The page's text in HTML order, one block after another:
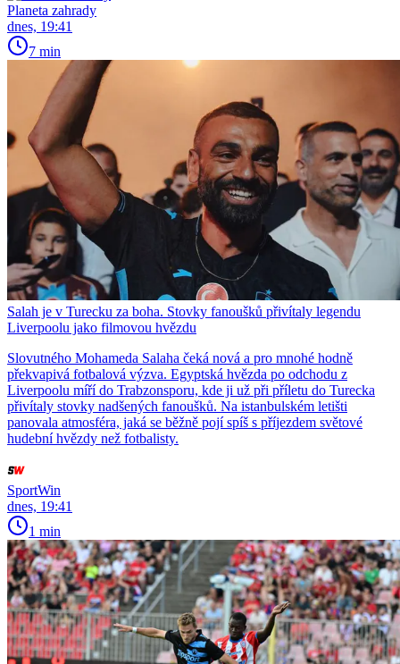
Planeta zahrady
dnes, 19:41
7 min
Salah je v Turecku za boha. Stovky fanoušků přivítaly legendu
Liverpoolu jako filmovou hvězdu
Slovutného Mohameda Salaha čeká nová a pro mnohé hodně
překvapivá fotbalová výzva. Egyptská hvězda po odchodu z
Liverpoolu míří do Trabzonsporu, kde ji už při příletu do Turecka
přivítaly stovky nadšených fanoušků. Na istanbulském letišti
panovala atmosféra, jaká se běžně pojí spíš s příjezdem světové
hudební hvězdy než fotbalisty.
SportWin
dnes, 19:41
1 min